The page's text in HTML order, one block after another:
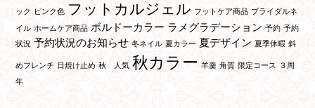
ック ピンク色 フットカルジェル フットケア商品 ブライダルネ
イル ホームケア商品 ボルドーカラー ラメグラデーション 予約 予約
状況 予約状況のお知らせ 冬ネイル 夏カラー 夏デザイン 夏季休暇 斜
めフレンチ 日焼け止め 秋 人気 秋カラー 羊羹 角質 限定コース
３周
年